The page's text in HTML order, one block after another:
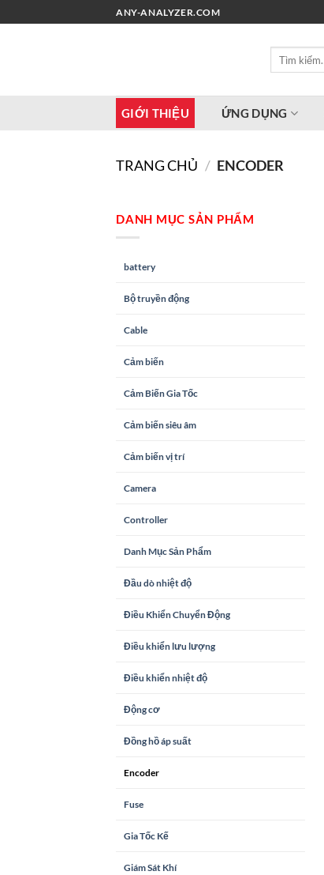
đến
ANY-ANALYZER.COM
GIỚI THIỆU ỨNG DỤNG
TRANG CHỦ / ENCODER
DANH MỤC SẢN PHẨM
battery
Bộ truyền động
Cable
Cảm biến
Cảm Biến Gia Tốc
Cảm biến siêu âm
Cảm biến vị trí
Camera
Controller
Danh Mục Sản Phẩm
Đầu dò nhiệt độ
Điều Khiển Chuyển Động
Điều khiển lưu lượng
Điều khiển nhiệt độ
Động cơ
Đồng hồ áp suất
Encoder
Fuse
Gia Tốc Kế
Giám Sát Khí